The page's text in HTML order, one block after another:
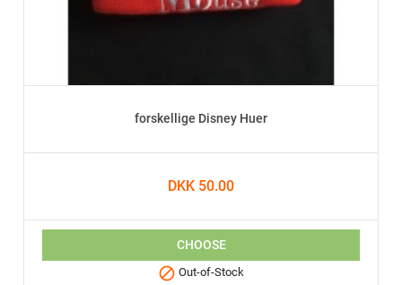
forskellige Disney Huer
DKK 50.00
CHOOSE
 Out-of-Stock